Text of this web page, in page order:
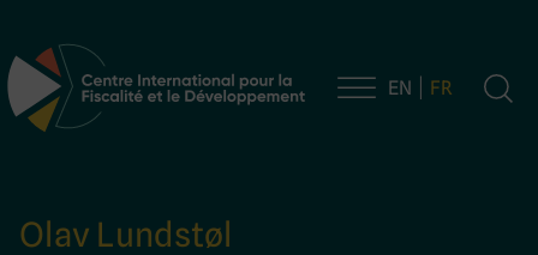
Navigation principale EN FR
Olav Lundstøl